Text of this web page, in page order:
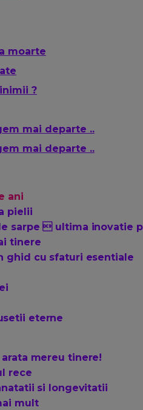
moarte
?
mai departe ..
mai departe ..
ani
pielii
sarpe  ultima inovatie
tinere
ghid cu sfaturi esentiale
eterne
mereu tinere!
rece
si longevitatii
mult